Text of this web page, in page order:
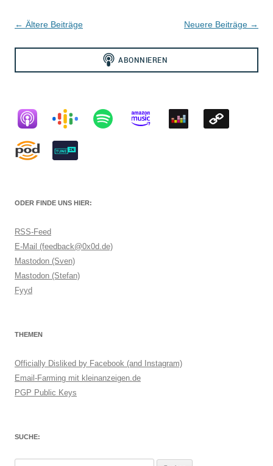
Beitragsnavigation
← Ältere Beiträge Neuere Beiträge →
ODER FINDE UNS HIER:
RSS-Feed
E-Mail (feedback@0x0d.de)
Mastodon (Sven)
Mastodon (Stefan)
Fyyd
THEMEN
Officially Disliked by Facebook (and Instagram)
Email-Farming mit kleinanzeigen.de
PGP Public Keys
SUCHE: